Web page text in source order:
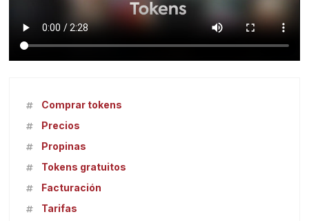
Comprar tokens
Precios
Propinas
Tokens gratuitos
Facturación
Tarifas